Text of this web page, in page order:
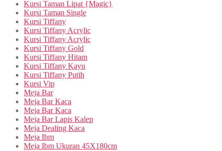
Kursi Taman Lipat {Magic}
Kursi Taman Single
Kursi Tiffany
Kursi Tiffany Acrylic
Kursi Tiffany Acrylic
Kursi Tiffany Gold
Kursi Tiffany Hitam
Kursi Tiffany Kayu
Kursi Tiffany Putih
Kursi Vip
Meja Bar
Meja Bar Kaca
Meja Bar Kaca
Meja Bar Lapis Kalep
Meja Dealing Kaca
Meja Ibm
Meja Ibm Ukuran 45X180cm